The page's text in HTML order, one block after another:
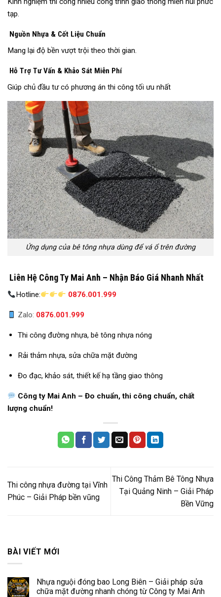
tạp.
Nguồn Nhựa & Cốt Liệu Chuẩn
Mang lại độ bền vượt trội theo thời gian.
Hỗ Trợ Tư Vấn & Khảo Sát Miễn Phí
Giúp chủ đầu tư có phương án thi công tối ưu nhất
Ứng dụng của bê tông nhựa dùng để vá ổ trên đường
Liên Hệ Công Ty Mai Anh – Nhận Báo Giá Nhanh Nhất
Hotline: 0876.001.999
Zalo: 0876.001.999
Thi công đường nhựa, bê tông nhựa nóng
Rải thảm nhựa, sửa chữa mặt đường
Đo đạc, khảo sát, thiết kế hạ tầng giao thông
Công ty Mai Anh – Đo chuẩn, thi công chuẩn, chất
lượng chuẩn!
Thi công nhựa đường tại Vĩnh
Phúc – Giải Pháp bền vũng
Thi Công Thảm Bê Tông Nhựa
Tại Quảng Ninh – Giải Pháp
Bền Vững
BÀI VIẾT MỚI
Nhựa nguội đóng bao Long Biên – Giải pháp sửa
chữa mặt đường nhanh chóng từ Công ty Mai Anh